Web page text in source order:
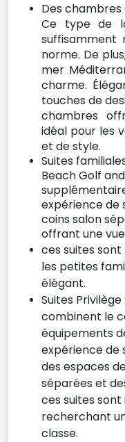
Des chambres
Ce type de
suffisamment
norme. De
mer
charme.
touches de
chambres
idéal pour les
et de style.
Suites
Beach Golf
expérience de
coins salon
offrant une
ces suites
les petites
élégant.
Suites
combinent le
équipements
expérience de
des espaces
séparées et
ces suites
recherchant
classe.